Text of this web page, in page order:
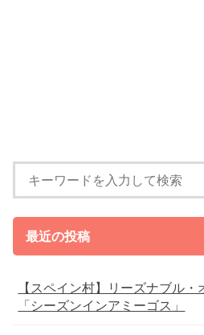
最近の投稿
【スペイン村】リーズナブル
「シーズンインアミーゴス」